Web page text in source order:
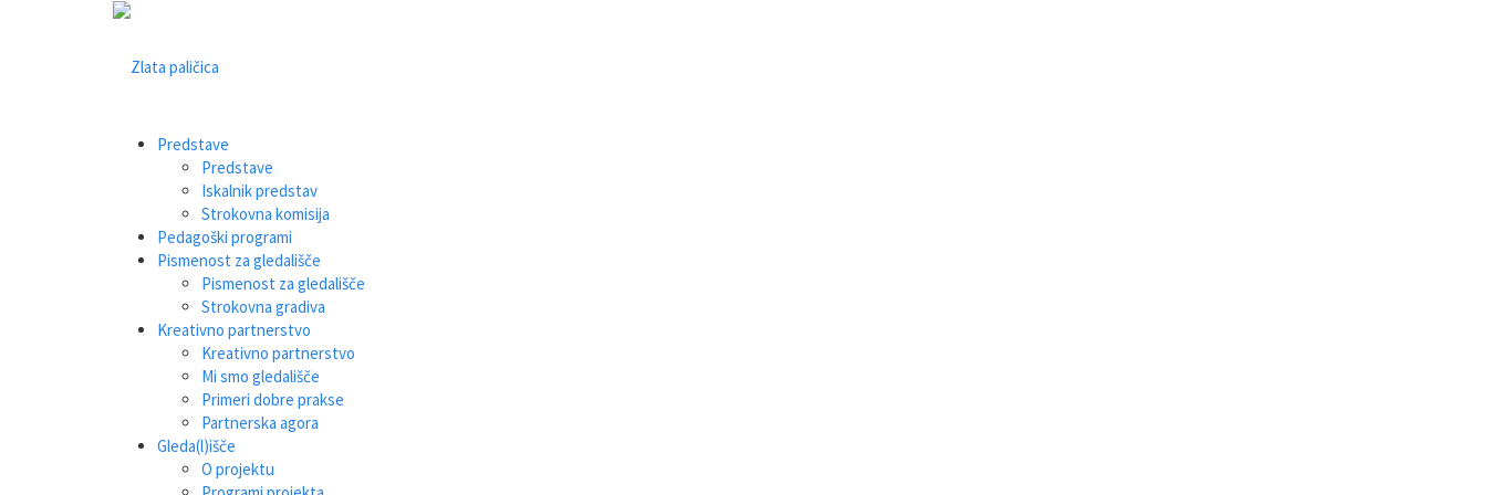
Predstave
Predstave
Iskalnik predstav
Strokovna komisija
Pedagoški programi
Pismenost za gledališče
Pismenost za gledališče
Strokovna gradiva
Kreativno partnerstvo
Kreativno partnerstvo
Mi smo gledališče
Primeri dobre prakse
Partnerska agora
Gleda(l)išče
O projektu